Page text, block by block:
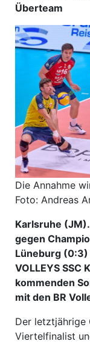
Überteam
Die Annahme
Foto: Andreas
Karlsruhe
gegen
Lüneburg (0:3)
VOLLEYS SSC
kommenden
mit den BR
Der letztjährige
Viertelfinalist